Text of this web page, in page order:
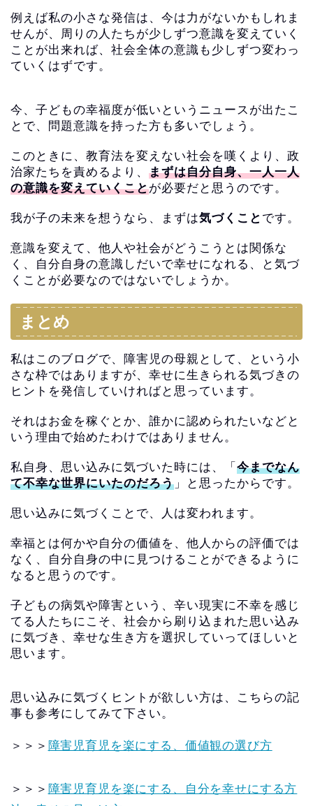
例えば私の小さな発信は、今は力がないかもしれま
せんが、
周りの人たちが少しずつ意識を変えていく
ことが出来れば、 社会全体の意識も少しずつ変わっ
ていくはずです。
今、子どもの幸福度が低いというニュースが出たこ
とで、
問題意識を持った方も多いでしょう。
このときに、教育法を変えない社会を嘆くより、 政
治家たちを責めるより、 まずは自分自身、一人一人
の意識を変えていくことが必要だと思うのです。
我が子の未来を想うなら、まずは気づくこと です。
意識を変えて、他人や社会がどうこうとは関係な
く、
自分自身の意識しだいで幸せになれる、
と気づ
くことが必要なのではないでしょうか。
まとめ
私はこのブログで、
障害児の母親として、という小
さな枠ではありますが、 幸せに生きられる気づきの
ヒントを発信していければと思っていま す。
それはお金を稼ぐとか、 誰かに認められたいなどと
いう理由で始めたわけではありません。
私自身、思い込みに気づいた時には、「 今までなん
て不幸な世界にいたのだろう 」 と思ったからです。
思い込みに気づくことで、人は変われます。
幸福とは何かや自分の価値を、他人からの評価では
なく、自分自身の中に見つけることができるように
なると思うのです。
子どもの病気や障害という、 辛い現実に不幸を感じ
てる人たちにこそ、 社会から刷り込まれた思い込み
に気づき、 幸せな生き方を選択していってほしいと
思います。
思い込みに気づくヒントが欲しい方は、
こちらの記
事も参考にしてみて下さい。
＞＞＞ 障害児育児を楽にする、価値観の選び方
＞＞＞ 障害児育児を楽にする、自分を幸せにする方